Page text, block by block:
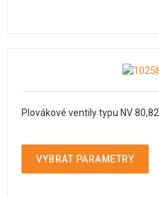
Plovákové ventily typu NV 80,82
VYBRAT PARAMETRY